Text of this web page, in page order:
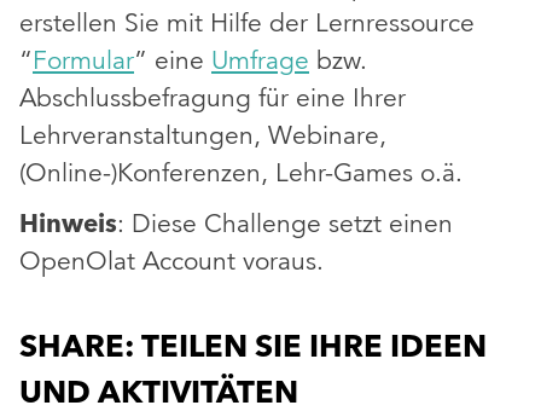
erstellen Sie mit Hilfe der Lernressource
“Formular” eine Umfrage bzw.
Abschlussbefragung für eine Ihrer
Lehrveranstaltungen, Webinare,
(Online-)Konferenzen, Lehr-Games o.ä.
Hinweis: Diese Challenge setzt einen
OpenOlat Account voraus.
SHARE: TEILEN SIE IHRE IDEEN
UND AKTIVITÄTEN